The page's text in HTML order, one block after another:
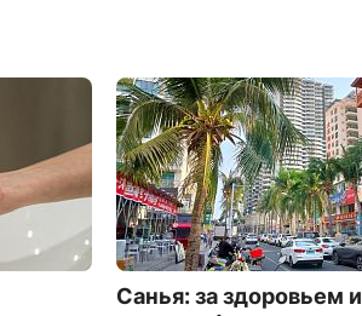
Санья: за здоровьем и